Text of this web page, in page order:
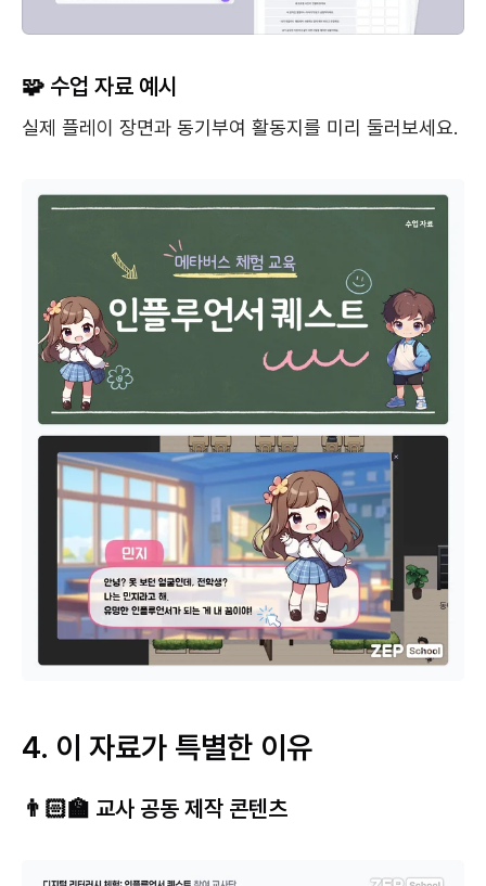
🧩 수업 자료 예시
실제 플레이 장면과 동기부여 활동지를 미리 둘러보세요.
4. 이 자료가 특별한 이유
👨🏻‍🏫 교사 공동 제작 콘텐츠